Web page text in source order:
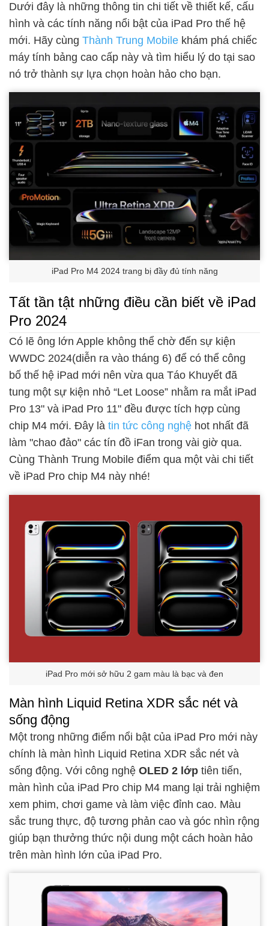
Dưới đây là những thông tin chi tiết về thiết kế, cấu
hình và các tính năng nổi bật của iPad Pro thế hệ
mới. Hãy cùng Thành Trung Mobile khám phá chiếc
máy tính bảng cao cấp này và tìm hiểu lý do tại sao
nó trở thành sự lựa chọn hoàn hảo cho bạn.
iPad Pro M4 2024 trang bị đầy đủ tính năng
Tất tần tật những điều cần biết về iPad
Pro 2024
Có lẽ ông lớn Apple không thể chờ đến sự kiện
WWDC 2024(diễn ra vào tháng 6) để có thể công
bố thế hệ iPad mới nên vừa qua Táo Khuyết đã
tung một sự kiện nhỏ “Let Loose” nhằm ra mắt iPad
Pro 13" và iPad Pro 11" đều được tích hợp cùng
chip M4 mới. Đây là tin tức công nghệ hot nhất đã
làm "chao đảo" các tín đồ iFan trong vài giờ qua.
Cùng Thành Trung Mobile điểm qua một vài chi tiết
về iPad Pro chip M4 này nhé!
iPad Pro mới sở hữu 2 gam màu là bạc và đen
Màn hình Liquid Retina XDR sắc nét và
sống động
Một trong những điểm nổi bật của iPad Pro mới này
chính là màn hình Liquid Retina XDR sắc nét và
sống động. Với công nghệ OLED 2 lớp tiên tiến,
màn hình của iPad Pro chip M4 mang lại trải nghiệm
xem phim, chơi game và làm việc đỉnh cao. Màu
sắc trung thực, độ tương phản cao và góc nhìn rộng
giúp bạn thưởng thức nội dung một cách hoàn hảo
trên màn hình lớn của iPad Pro.